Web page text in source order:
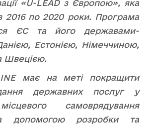
«U-LEAD з Європою», яка
2016 по 2020 роки. Програма
ЄС та його державами-
Естонією, Німеччиною,
Швецією.
має на меті покращити
державних послуг у
самоврядування
допомогою розробки та